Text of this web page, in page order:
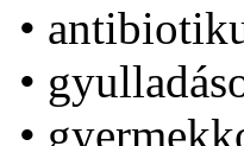
•
•
•